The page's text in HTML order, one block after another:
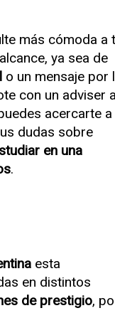
más cómoda a
ya sea de
o un mensaje por
con un adviser
acercarte
dudas sobre
en una
.
esta
en distintos
de prestigio,